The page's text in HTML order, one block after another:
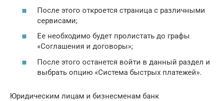
После этого откроется страница с различными
сервисами;
Ее необходимо будет пролистать до графы
«Соглашения и договоры»;
После этого останется войти в данный раздел и
выбрать опцию «Система быстрых платежей».
Юридическим лицам и бизнесменам банк